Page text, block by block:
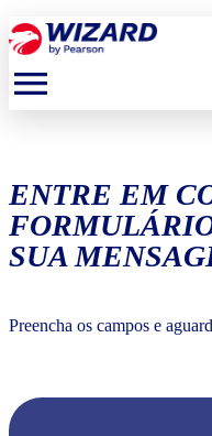
menu
ENTRE EM
SUA
Preencha os campos e